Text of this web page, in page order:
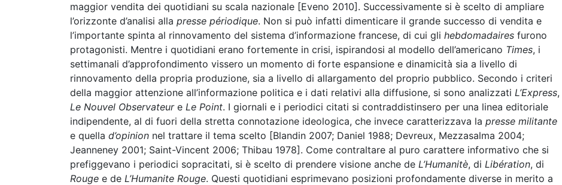
maggior vendita dei quotidiani su scala nazionale [Eveno 2010]. Successivamente si è scelto di ampliare
l’orizzonte d’analisi alla presse périodique. Non si può infatti dimenticare il grande successo di vendita e
l’importante spinta al rinnovamento del sistema d’informazione francese, di cui gli hebdomadaires furono
protagonisti. Mentre i quotidiani erano fortemente in crisi, ispirandosi al modello dell’americano Times, i
settimanali d’approfondimento vissero un momento di forte espansione e dinamicità sia a livello di
rinnovamento della propria produzione, sia a livello di allargamento del proprio pubblico. Secondo i criteri
della maggior attenzione all’informazione politica e i dati relativi alla diffusione, si sono analizzati L’Express,
Le Nouvel Observateure Le Point. I giornali e i periodici citati si contraddistinsero per una linea editoriale
indipendente, al di fuori della stretta connotazione ideologica, che invece caratterizzava la presse militante
e quella d’opinion nel trattare il tema scelto [Blandin 2007; Daniel 1988; Devreux, Mezzasalma 2004;
Jeanneney 2001; Saint-Vincent 2006; Thibau 1978]. Come contraltare al puro carattere informativo che si
prefiggevano i periodici sopracitati, si è scelto di prendere visione anche de L’Humanitè, di Libération, di
Rouge e de L’Humanite Rouge. Questi quotidiani esprimevano posizioni profondamente diverse in merito a